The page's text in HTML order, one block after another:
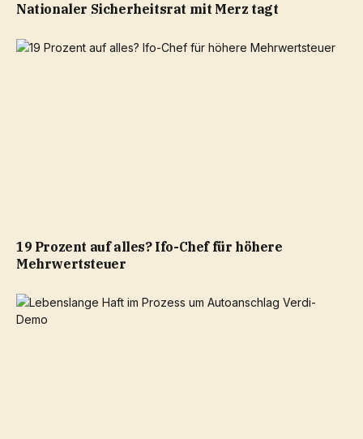
Nationaler Sicherheitsrat mit Merz tagt
19 Prozent auf alles? Ifo-Chef für höhere
Mehrwertsteuer